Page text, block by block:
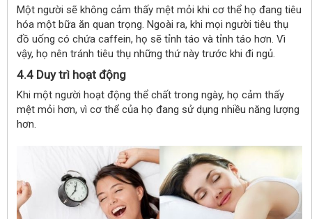
Một người sẽ không cảm thấy mệt mỏi khi cơ thể họ đang tiêu
hóa một bữa ăn quan trọng. Ngoài ra, khi mọi người tiêu thụ
đồ uống có chứa caffein, họ sẽ tỉnh táo và tỉnh táo hơn. Vì
vậy, họ nên tránh tiêu thụ những thứ này trước khi đi ngủ.
4.4 Duy trì hoạt động
Khi một người hoạt động thể chất trong ngày, họ cảm thấy
mệt mỏi hơn, vì cơ thể của họ đang sử dụng nhiều năng lượng
hơn.